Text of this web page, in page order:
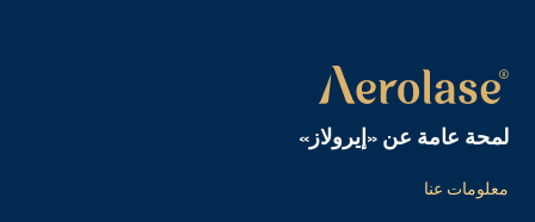
لمحة عامة عن «إيرولاز»
معلومات عنا